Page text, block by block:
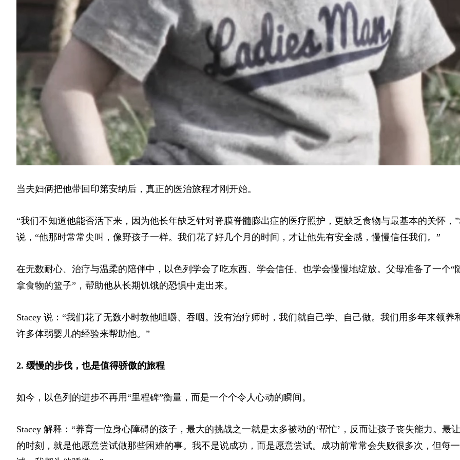
当夫妇俩把他带回印第安纳后，真正的医治旅程才刚开始。
“我们不知道他能否活下来，因为他长年缺乏针对脊膜脊髓膨出症的医疗照护，更缺乏食物与最基本的关怀，
说，“他那时常常尖叫，像野孩子一样。我们花了好几个月的时间，才让他先有安全感，慢慢信任我们。”
在无数耐心、治疗与温柔的陪伴中，以色列学会了吃东西、学会信任、也学会慢慢地绽放。父母准备了一个“
拿食物的篮子”，帮助他从长期饥饿的恐惧中走出来。
Stacey 说：“我们花了无数小时教他咀嚼、吞咽。没有治疗师时，我们就自己学、自己做。我们用多年来领养
许多体弱婴儿的经验来帮助他。”
2. 缓慢的步伐，也是值得骄傲的旅程
如今，以色列的进步不再用“里程碑”衡量，而是一个个令人心动的瞬间。
Stacey 解释：“养育一位身心障碍的孩子，最大的挑战之一就是太多被动的‘帮忙’，反而让孩子丧失能力。最
的时刻，就是他愿意尝试做那些困难的事。我不是说成功，而是愿意尝试。成功前常常会失败很多次，但每